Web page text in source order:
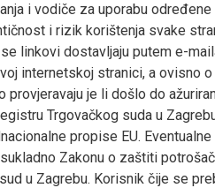
i vodiče za uporabu
i rizik korištenja svake
linkovi dostavljaju putem e-
internetskoj stranici, a
je li došlo do
Trgovačkog suda u
propise EU.
Zakonu o zaštiti
u Zagrebu. Korisnik čije se